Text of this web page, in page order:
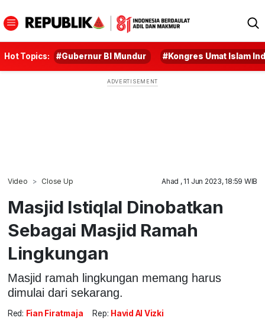
Hot Topics: #Gubernur BI Mundur #Kongres Umat Islam
Video Close Up Ahad , 11 Jun 2023, 18:59 WIB
Masjid Istiqlal Dinobatkan
Sebagai Masjid Ramah
Lingkungan
Masjid ramah lingkungan memang harus
dimulai dari sekarang.
Red: Fian Firatmaja Rep: Havid Al Vizki